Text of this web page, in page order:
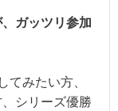
ガッツリ参加
てみたい方、
シリーズ優勝